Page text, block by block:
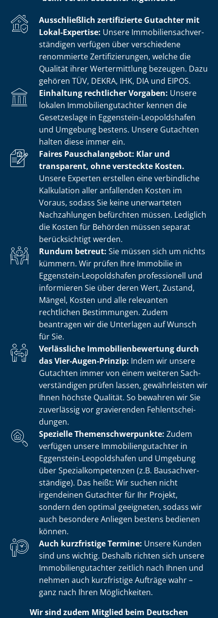
Ausschließlich zertifizierte Gutachter mit
Lokal-Expertise: Unsere Im­mo­bi­li­en­sach­ver­
stän­di­gen verfügen über verschiedene
renommierte Zer­ti­fi­zie­run­gen, welche die
Qualität ihrer Wertermittlung bezeugen. Dazu
gehören TÜV, DEKRA, IHK, DIA und EIPOS.
Einhaltung rechtlicher Vorgaben: Unsere
lokalen Im­mo­bi­li­en­gut­ach­ter kennen die
Gesetzeslage in Eggenstein-Leopoldshafen
und Umgebung bestens. Unsere Gutachten
halten diese immer ein.
Faires Pauschalangebot: Klar und
transparent, ohne versteckte Kosten.
Unsere Experten erstellen eine verbindliche
Kalkulation aller anfallenden Kosten im
Voraus, sodass Sie keine unerwarteten
Nachzahlungen befürchten müssen. Lediglich
die Kosten für Behörden müssen separat
berücksichtigt werden.
Rundum betreut: Sie müssen sich um nichts
kümmern. Wir prüfen Ihre Immobilie in
Eggenstein-Leopoldshafen professionell und
informieren Sie über deren Wert, Zustand,
Mängel, Kosten und alle relevanten
rechtlichen Bestimmungen. Zudem
beantragen wir die Unterlagen auf Wunsch
für Sie.
Verlässliche Im­mo­bi­li­en­be­wer­tung durch
das Vier-Augen-Prinzip: Indem wir unsere
Gutachten immer von einem weiteren Sach­
ver­stän­di­gen prüfen lassen, gewährleisten wir
Ihnen höchste Qualität. So bewahren wir Sie
zuverlässig vor gravierenden Fehl­ent­schei­
dun­gen.
Spezielle The­men­schwer­punk­te: Zudem
verfügen unsere Im­mo­bi­li­en­gut­ach­ter in
Eggenstein-Leopoldshafen und Umgebung
über Spe­zi­al­kom­pe­ten­zen (z.B. Bau­sach­ver­
stän­di­ge). Das heißt: Wir suchen nicht
irgendeinen Gutachter für Ihr Projekt,
sondern den optimal geeigneten, sodass wir
auch besondere Anliegen bestens bedienen
können.
Auch kurzfristige Termine: Unsere Kunden
sind uns wichtig. Deshalb richten sich unsere
Im­mo­bi­li­en­gut­ach­ter zeitlich nach Ihnen und
nehmen auch kurzfristige Aufträge wahr –
ganz nach Ihren Möglichkeiten.
Wir sind zudem Mitglied beim Deutschen